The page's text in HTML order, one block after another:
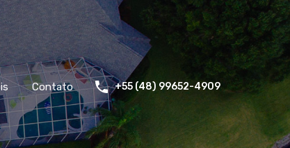
Contato +55 (48) 99652-4909